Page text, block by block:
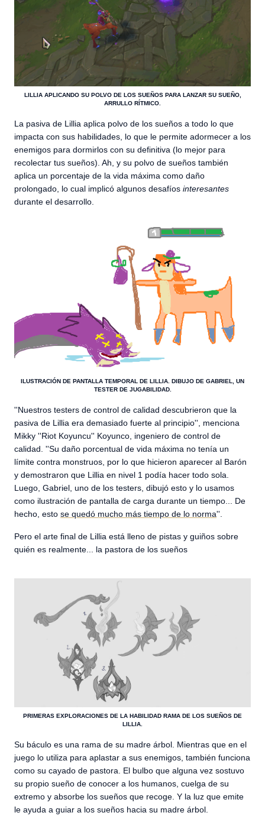
LILLIA APLICANDO SU POLVO DE LOS SUEÑOS PARA LANZAR SU SUEÑO,
ARRULLO RÍTMICO.
La pasiva de Lillia aplica polvo de los sueños a todo lo que
impacta con sus habilidades, lo que le permite adormecer a los
enemigos para dormirlos con su definitiva (lo mejor para
recolectar tus sueños). Ah, y su polvo de sueños también
aplica un porcentaje de la vida máxima como daño
prolongado, lo cual implicó algunos desafíos interesantes
durante el desarrollo.
ILUSTRACIÓN DE PANTALLA TEMPORAL DE LILLIA. DIBUJO DE GABRIEL, UN
TESTER DE JUGABILIDAD.
''Nuestros testers de control de calidad descubrieron que la
pasiva de Lillia era demasiado fuerte al principio'', menciona
Mikky ''Riot Koyuncu'' Koyunco, ingeniero de control de
calidad. ''Su daño porcentual de vida máxima no tenía un
límite contra monstruos, por lo que hicieron aparecer al Barón
y demostraron que Lillia en nivel 1 podía hacer todo sola.
Luego, Gabriel, uno de los testers, dibujó esto y lo usamos
como ilustración de pantalla de carga durante un tiempo... De
hecho, esto se quedó mucho más tiempo de lo norma''.
Pero el arte final de Lillia está lleno de pistas y guiños sobre
quién es realmente... la pastora de los sueños
PRIMERAS EXPLORACIONES DE LA HABILIDAD RAMA DE LOS SUEÑOS DE
LILLIA.
Su báculo es una rama de su madre árbol. Mientras que en el
juego lo utiliza para aplastar a sus enemigos, también funciona
como su cayado de pastora. El bulbo que alguna vez sostuvo
su propio sueño de conocer a los humanos, cuelga de su
extremo y absorbe los sueños que recoge. Y la luz que emite
le ayuda a guiar a los sueños hacia su madre árbol.